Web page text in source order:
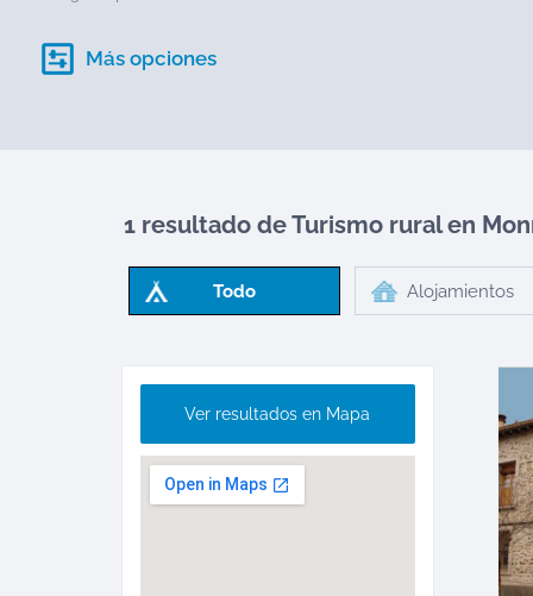
Más opciones
1 resultado de Turismo rural en
Todo Alojamientos
Ver resultados en Mapa